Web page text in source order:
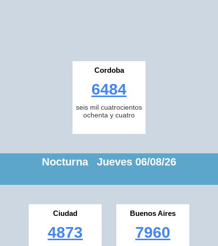
Cordoba
6484
seis mil cuatrocientos
ochenta y cuatro
Nocturna Jueves 06/08/26
Ciudad
4873
Buenos Aires
7960